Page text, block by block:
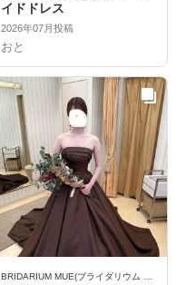
イドドレス
2026年07月投稿
おと